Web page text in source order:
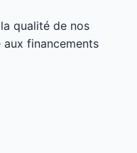
qualité de nos
financements